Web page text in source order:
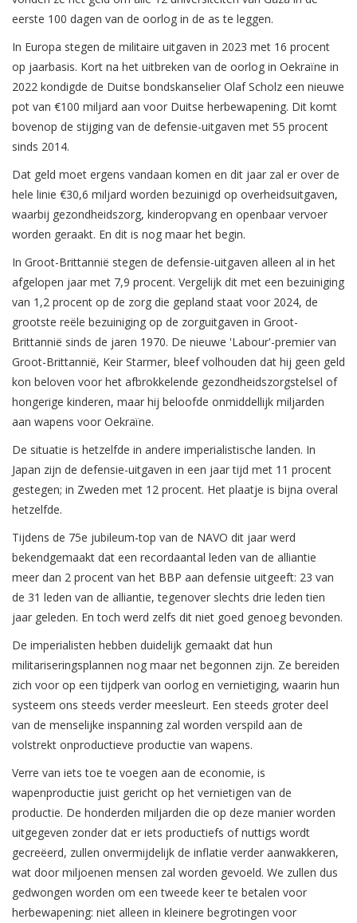
eerste 100 dagen van de oorlog in de as te leggen.
In Europa stegen de militaire uitgaven in 2023 met 16 procent
op jaarbasis. Kort na het uitbreken van de oorlog in Oekraïne in
2022 kondigde de Duitse bondskanselier Olaf Scholz een nieuwe
pot van €100 miljard aan voor Duitse herbewapening. Dit komt
bovenop de stijging van de defensie-uitgaven met 55 procent
sinds 2014.
Dat geld moet ergens vandaan komen en dit jaar zal er over de
hele linie €30,6 miljard worden bezuinigd op overheidsuitgaven,
waarbij gezondheidszorg, kinderopvang en openbaar vervoer
worden geraakt. En dit is nog maar het begin.
In Groot-Brittannië stegen de defensie-uitgaven alleen al in het
afgelopen jaar met 7,9 procent. Vergelijk dit met een bezuiniging
van 1,2 procent op de zorg die gepland staat voor 2024, de
grootste reële bezuiniging op de zorguitgaven in Groot-
Brittannië sinds de jaren 1970. De nieuwe 'Labour'-premier van
Groot-Brittannië, Keir Starmer, bleef volhouden dat hij geen geld
kon beloven voor het afbrokkelende gezondheidszorgstelsel of
hongerige kinderen, maar hij beloofde onmiddellijk miljarden
aan wapens voor Oekraïne.
De situatie is hetzelfde in andere imperialistische landen. In
Japan zijn de defensie-uitgaven in een jaar tijd met 11 procent
gestegen; in Zweden met 12 procent. Het plaatje is bijna overal
hetzelfde.
Tijdens de 75e jubileum-top van de NAVO dit jaar werd
bekendgemaakt dat een recordaantal leden van de alliantie
meer dan 2 procent van het BBP aan defensie uitgeeft: 23 van
de 31 leden van de alliantie, tegenover slechts drie leden tien
jaar geleden. En toch werd zelfs dit niet goed genoeg bevonden.
De imperialisten hebben duidelijk gemaakt dat hun
militariseringsplannen nog maar net begonnen zijn. Ze bereiden
zich voor op een tijdperk van oorlog en vernietiging, waarin hun
systeem ons steeds verder meesleurt. Een steeds groter deel
van de menselijke inspanning zal worden verspild aan de
volstrekt onproductieve productie van wapens.
Verre van iets toe te voegen aan de economie, is
wapenproductie juist gericht op het vernietigen van de
productie. De honderden miljarden die op deze manier worden
uitgegeven zonder dat er iets productiefs of nuttigs wordt
gecreëerd, zullen onvermijdelijk de inflatie verder aanwakkeren,
wat door miljoenen mensen zal worden gevoeld. We zullen dus
gedwongen worden om een tweede keer te betalen voor
herbewapening: niet alleen in kleinere begrotingen voor